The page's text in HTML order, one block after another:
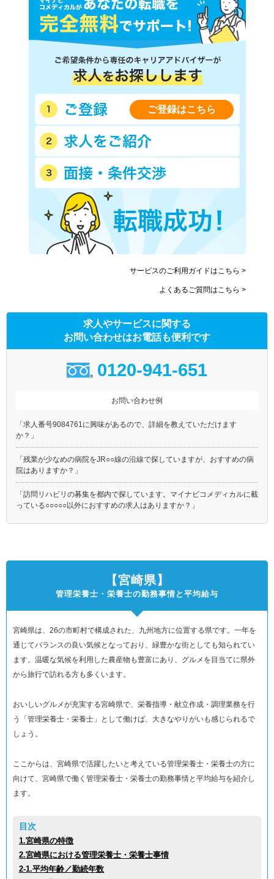
ご登録はこちら
サービスのご利用ガイドはこちら >
よくあるご質問はこちら >
求人やサービスに関する
お問い合わせはお電話も便利です
0120-941-651
お問い合わせ例
「求人番号9084761に興味があるので、詳細を教えていただけます
か？」
「残業が少なめの病院をJR○○線の沿線で探していますが、おすすめの病
院はありますか？」
「訪問リハビリの募集を都内で探しています。マイナビコメディカルに載
っている○○○○○以外におすすめの求人はありますか？」
【宮崎県】
管理栄養士・栄養士の勤務事情と平均給与
宮崎県は、26の市町村で構成された、九州地方に位置する県です。一年を
通じてバランスの良い気候となっており、緑豊かな街としても知られてい
ます。温暖な気候を利用した農産物も豊富にあり、グルメを目当てに県外
から旅行で訪れる方も多くいます。
おいしいグルメが充実する宮崎県で、栄養指導・献立作成・調理業務を行
う「管理栄養士・栄養士」として働けば、大きなやりがいも感じられるで
しょう。
ここからは、宮崎県で活躍したいと考えている管理栄養士・栄養士の方に
向けて、宮崎県で働く管理栄養士・栄養士の勤務事情と平均給与を紹介し
ます。
目次
1.宮崎県の特徴
2.宮崎県における管理栄養士・栄養士事情
2-1.平均年齢／勤続年数